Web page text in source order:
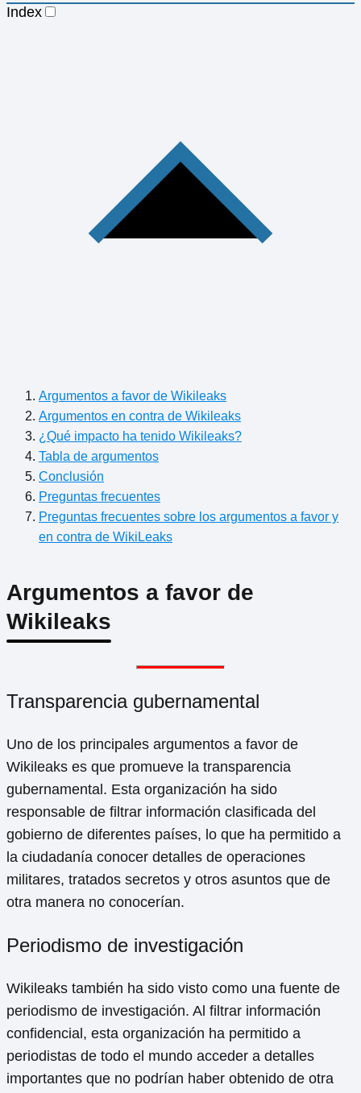
Index
Argumentos a favor de Wikileaks
Argumentos en contra de Wikileaks
¿Qué impacto ha tenido Wikileaks?
Tabla de argumentos
Conclusión
Preguntas frecuentes
Preguntas frecuentes sobre los argumentos a favor y
en contra de WikiLeaks
Argumentos a favor de
Wikileaks
Transparencia gubernamental
Uno de los principales argumentos a favor de
Wikileaks es que promueve la transparencia
gubernamental. Esta organización ha sido
responsable de filtrar información clasificada del
gobierno de diferentes países, lo que ha permitido a
la ciudadanía conocer detalles de operaciones
militares, tratados secretos y otros asuntos que de
otra manera no conocerían.
Periodismo de investigación
Wikileaks también ha sido visto como una fuente de
periodismo de investigación. Al filtrar información
confidencial, esta organización ha permitido a
periodistas de todo el mundo acceder a detalles
importantes que no podrían haber obtenido de otra